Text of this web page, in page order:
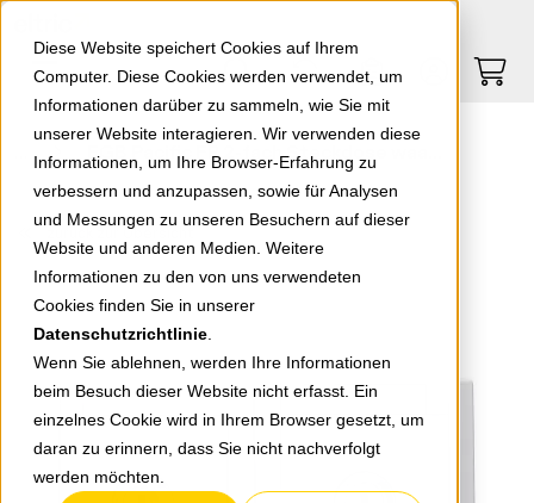
Diese Website speichert Cookies auf Ihrem
Computer. Diese Cookies werden verwendet, um
Informationen darüber zu sammeln, wie Sie mit
unserer Website interagieren. Wir verwenden diese
Informationen, um Ihre Browser-Erfahrung zu
verbessern und anzupassen, sowie für Analysen
und Messungen zu unseren Besuchern auf dieser
Website und anderen Medien. Weitere
Informationen zu den von uns verwendeten
Cookies finden Sie in unserer
Datenschutzrichtlinie
Wenn Sie ablehnen, werden Ihre Informationen
beim Besuch dieser Website nicht erfasst. Ein
einzelnes Cookie wird in Ihrem Browser gesetzt, um
daran zu erinnern, dass Sie nicht nachverfolgt
werden möchten.
Springe zu Hauptinhalt Springe zum Footer
0
zurück zur Übersicht